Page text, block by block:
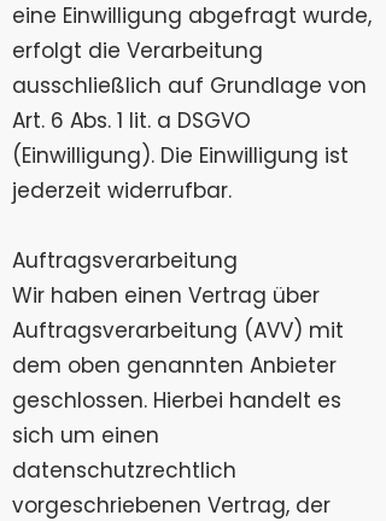
eine Einwilligung abgefragt wurde,
erfolgt die Verarbeitung
ausschließlich auf Grundlage von
Art. 6 Abs. 1 lit. a DSGVO
(Einwilligung). Die Einwilligung ist
jederzeit widerrufbar.
Auftragsverarbeitung
Wir haben einen Vertrag über
Auftragsverarbeitung (AVV) mit
dem oben genannten Anbieter
geschlossen. Hierbei handelt es
sich um einen
datenschutzrechtlich
vorgeschriebenen Vertrag, der